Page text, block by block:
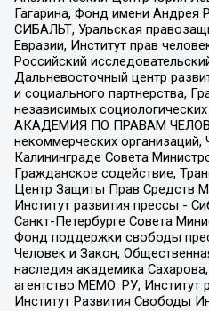
Гагарина, Фонд имени Андрея
СИБАЛЬТ, Уральская
Евразии, Институт прав
Российский
Дальневосточный центр
и социального партнерства,
независимых
АКАДЕМИЯ ПО ПРАВАМ
некоммерческих организаций,
Калининграде Совета
Гражданское содействие,
Центр Защиты Прав Средств
Институт развития прессы -
Санкт-Петербурге Совета
Фонд поддержки свободы
Человек и Закон,
наследия академика
агентство МЕМО. РУ, Институт
Институт Развития Свободы